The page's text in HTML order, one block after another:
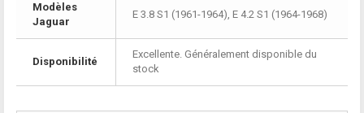
Modèles
Jaguar
E 3.8 S1 (1961-1964), E 4.2 S1 (1964-1968)
Disponibilité
Excellente. Généralement disponible du
stock